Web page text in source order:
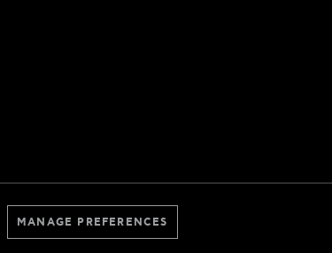
MANAGE PREFERENCES